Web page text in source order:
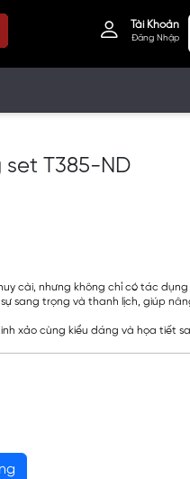
Tài Khoản
Đăng Nhập
set T385-ND
cài, nhưng không chỉ có tác
sang trọng và thanh lịch, giúp
xảo cùng kiểu dáng và họa tiết